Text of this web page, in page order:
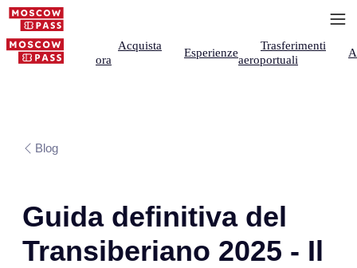
Acquista
ora
Esperienze
Trasferimenti
aeroportuali
Blog
Guida definitiva del
Transiberiano 2025 - Il